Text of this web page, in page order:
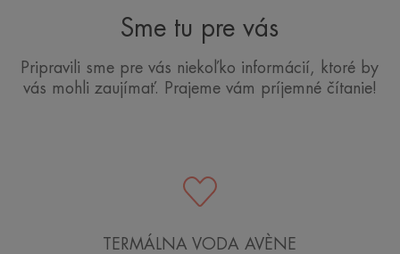
Sme tu pre vás
Pripravili sme pre vás niekoľko informácií, ktoré by
vás mohli zaujímať. Prajeme vám príjemné čítanie!
TERMÁLNA VODA AVÈNE